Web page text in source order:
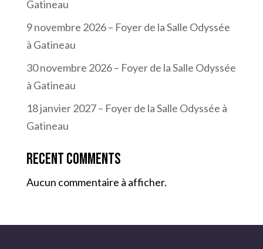
Gatineau
9 novembre 2026 – Foyer de la Salle Odyssée
à Gatineau
30 novembre 2026 – Foyer de la Salle Odyssée
à Gatineau
18 janvier 2027 – Foyer de la Salle Odyssée à
Gatineau
Recent Comments
Aucun commentaire à afficher.